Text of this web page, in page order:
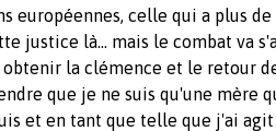
européennes, celle qui a plus
justice là... mais le combat va
obtenir la clémence et le retour
que je ne suis qu'une mère
et en tant que telle que j'ai